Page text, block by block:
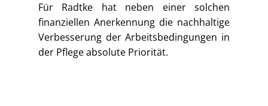
Für Radtke hat neben einer solchen
finanziellen Anerkennung die nachhaltige
Verbesserung der Arbeitsbedingungen in
der Pflege absolute Priorität.